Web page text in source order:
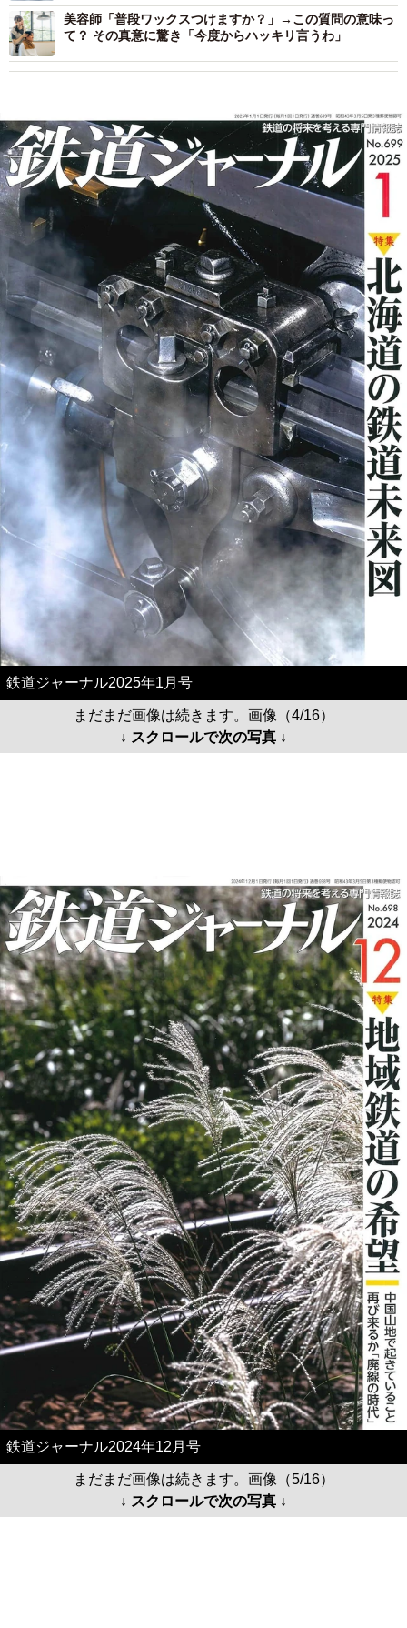
美容師「普段ワックスつけますか？」→この質問の意味っ
て？ その真意に驚き「今度からハッキリ言うわ」
鉄道ジャーナル2025年1月号
まだまだ画像は続きます。画像（4/16）
↓ スクロールで次の写真 ↓
鉄道ジャーナル2024年12月号
まだまだ画像は続きます。画像（5/16）
↓ スクロールで次の写真 ↓